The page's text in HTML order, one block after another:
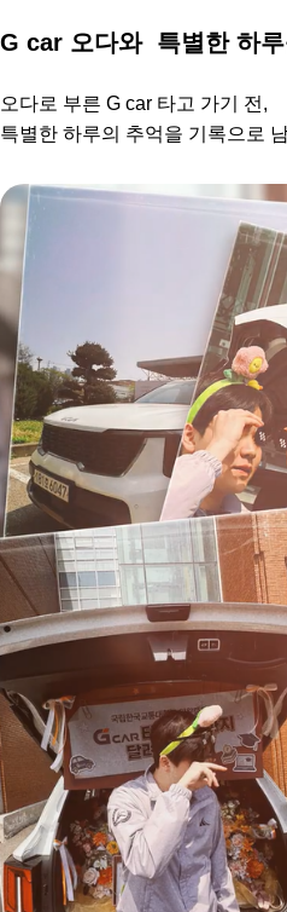
G car 오다와 특별한 하
오다로 부른 G car 타고 가기 전,
특별한 하루의 추억을 기록으로